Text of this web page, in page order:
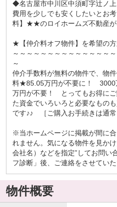
◆名古屋市中川区中須町字辻ノ
費用を少しでも安くしたいとお
料】★★のロイホームズ不動産が
★【仲介料オフ物件】を希望の方
～～～～～～～～～～～～～～
～
仲介手数料が無料の物件で、物
料★85.05万円が不要に！ 3000
万円が不要！ とってもお得にご
た資金でいろいろと必要なもの
です♪♪ ［ご購入お手続きは通常
※当ホームページに掲載が間に
れません。気になる物件を見か
会社名）などを指定”してお問い
フ診断」後、ご連絡をさせていた
物件概要